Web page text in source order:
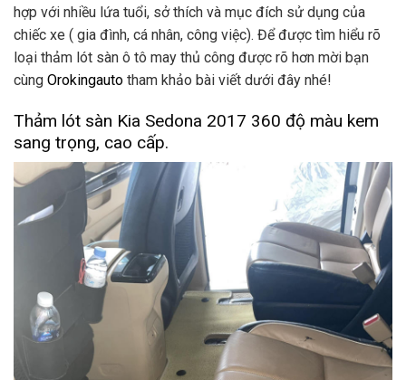
hợp với nhiều lứa tuổi, sở thích và mục đích sử dụng của
chiếc xe ( gia đình, cá nhân, công việc). Để được tìm hiểu rõ
loại thảm lót sàn ô tô may thủ công được rõ hơn mời bạn
cùng Orokingauto tham khảo bài viết dưới đây nhé!
Thảm lót sàn Kia Sedona 2017 360 độ màu kem
sang trọng, cao cấp.